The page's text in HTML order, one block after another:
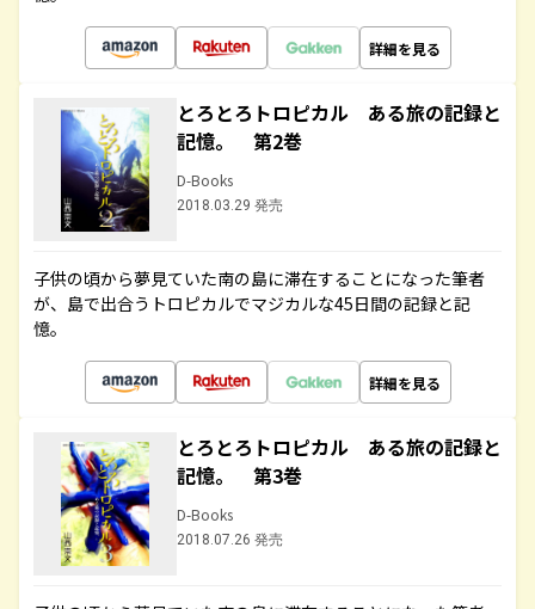
詳細を見る
とろとろトロピカル ある旅の記録と
記憶。 第2巻
D-Books
2018.03.29 発売
子供の頃から夢見ていた南の島に滞在することになった筆者
が、島で出合うトロピカルでマジカルな45日間の記録と記
憶。
詳細を見る
とろとろトロピカル ある旅の記録と
記憶。 第3巻
D-Books
2018.07.26 発売